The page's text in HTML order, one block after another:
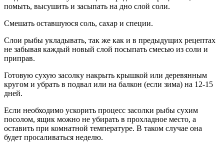
помыть, высушить и засыпать на дно слой соли.
Смешать оставшуюся соль, сахар и специи.
Слои рыбы укладывать, так же как и в предыдущих рецептах
не забывая каждый новый слой посыпать смесью из соли и
приправ.
Готовую сухую засолку накрыть крышкой или деревянным
кругом и убрать в подвал или на балкон (если зима) на 12-15
дней.
Если необходимо ускорить процесс засолки рыбы сухим
посолом, ящик можно не убирать в прохладное место, а
оставить при комнатной температуре. В таком случае она
будет просаливаться неделю.